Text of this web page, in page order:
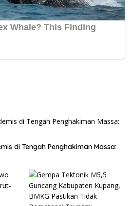
di Tengah Penghakiman Massa: